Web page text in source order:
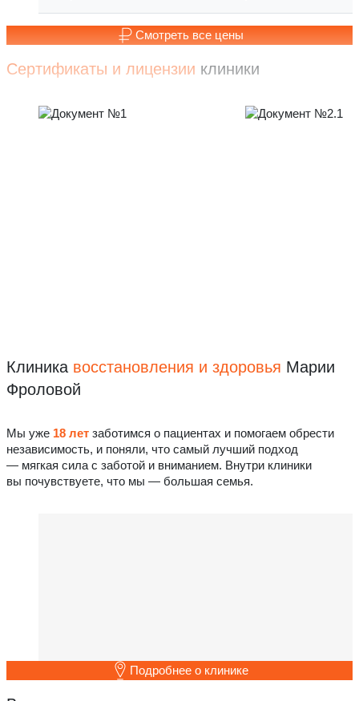
Смотреть все цены
Сертификаты и лицензии клиники
Клиника восстановления и здоровья Марии
Фроловой
Мы уже 18 лет заботимся о пациентах и помогаем обрести
независимость, и поняли, что самый лучший подход
— мягкая сила с заботой и вниманием. Внутри клиники
вы почувствуете, что мы — большая семья.
Подробнее о клинике